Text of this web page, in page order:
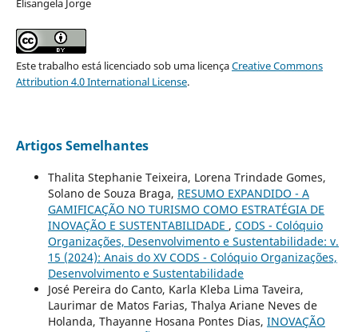
Elisangela Jorge
Este trabalho está licenciado sob uma licençaCreative Commons
Attribution 4.0 International License.
Artigos Semelhantes
Thalita Stephanie Teixeira, Lorena Trindade Gomes,
Solano de Souza Braga, RESUMO EXPANDIDO - A
GAMIFICAÇÃO NO TURISMO COMO ESTRATÉGIA DE
INOVAÇÃO E SUSTENTABILIDADE , CODS - Colóquio
Organizações, Desenvolvimento e Sustentabilidade: v.
15 (2024): Anais do XV CODS - Colóquio Organizações,
Desenvolvimento e Sustentabilidade
José Pereira do Canto, Karla Kleba Lima Taveira,
Laurimar de Matos Farias, Thalya Ariane Neves de
Holanda, Thayanne Hosana Pontes Dias, INOVAÇÃO